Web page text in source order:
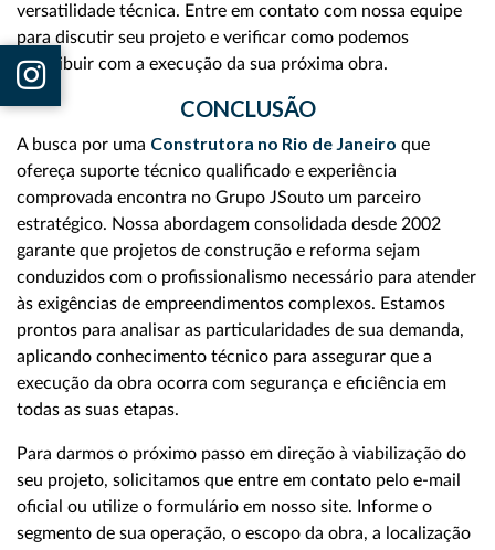
versatilidade técnica. Entre em contato com nossa equipe
para discutir seu projeto e verificar como podemos
contribuir com a execução da sua próxima obra.
CONCLUSÃO
A busca por uma Construtora no Rio de Janeiro que
ofereça suporte técnico qualificado e experiência
comprovada encontra no Grupo JSouto um parceiro
estratégico. Nossa abordagem consolidada desde 2002
garante que projetos de construção e reforma sejam
conduzidos com o profissionalismo necessário para atender
às exigências de empreendimentos complexos. Estamos
prontos para analisar as particularidades de sua demanda,
aplicando conhecimento técnico para assegurar que a
execução da obra ocorra com segurança e eficiência em
todas as suas etapas.
Para darmos o próximo passo em direção à viabilização do
seu projeto, solicitamos que entre em contato pelo e-mail
oficial ou utilize o formulário em nosso site. Informe o
segmento de sua operação, o escopo da obra, a localização